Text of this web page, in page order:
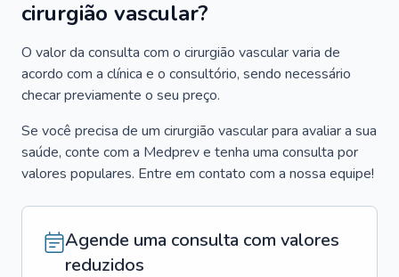
cirurgião vascular?
O valor da consulta com o cirurgião vascular varia de
acordo com a clínica e o consultório, sendo necessário
checar previamente o seu preço.
Se você precisa de um cirurgião vascular para avaliar a sua
saúde, conte com a Medprev e tenha uma consulta por
valores populares. Entre em contato com a nossa equipe!
Agende uma consulta com valores
reduzidos